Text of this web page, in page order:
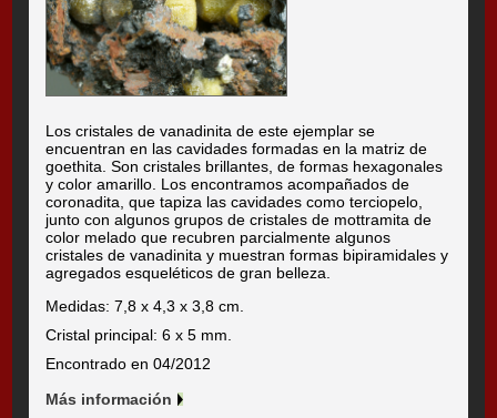
Los cristales de vanadinita de este ejemplar se
encuentran en las cavidades formadas en la matriz de
goethita. Son cristales brillantes, de formas hexagonales
y color amarillo. Los encontramos acompañados de
coronadita, que tapiza las cavidades como terciopelo,
junto con algunos grupos de cristales de mottramita de
color melado que recubren parcialmente algunos
cristales de vanadinita y muestran formas bipiramidales y
agregados esqueléticos de gran belleza.
Medidas: 7,8 x 4,3 x 3,8 cm.
Cristal principal: 6 x 5 mm.
Encontrado en 04/2012
Más información